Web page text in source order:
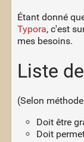
Étant donné
Typora, c'est
mes besoins.
Liste
(Selon
Doit être
Doit